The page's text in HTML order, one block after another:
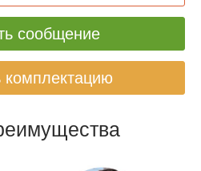
сообщение
комплектацию